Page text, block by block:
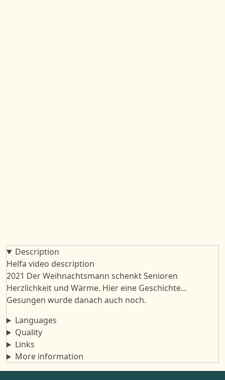
Description
Helfa video description
2021 Der Weihnachtsmann schenkt Senioren
Herzlichkeit und Wärme. Hier eine Geschichte...
Gesungen wurde danach auch noch.
Languages
Quality
Links
More information